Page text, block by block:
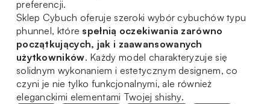
preferencji.
Sklep Cybuch oferuje szeroki wybór cybuchów typu
phunnel, które spełnią oczekiwania zarówno
początkujących, jak i zaawansowanych
użytkowników. Każdy model charakteryzuje się
solidnym wykonaniem i estetycznym designem, co
czyni je nie tylko funkcjonalnymi, ale również
eleganckimi elementami Twojej shishy.